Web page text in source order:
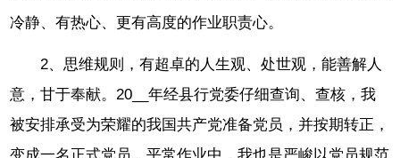
冷静、有热心、更有高度的作业职责心。
2、思维规则，有超卓的人生观、处世观，能善解人
意，甘于奉献。20__年经县行党委仔细查询、查核，我
被安排承受为荣耀的我国共产党准备党员，并按期转正，